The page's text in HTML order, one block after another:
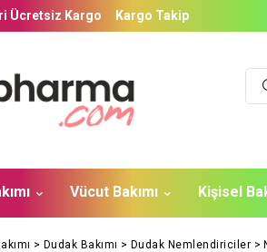
Ücretsiz Kargo Kargo Takip
Vücut Bakımı Kişisel
> Dudak Bakımı > Dudak Nemlendiriciler >